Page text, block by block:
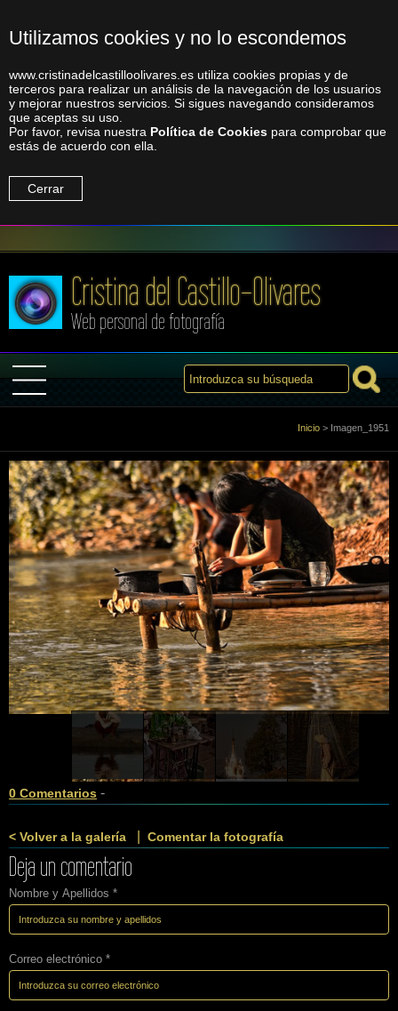
Utilizamos cookies y no lo escondemos
www.cristinadelcastilloolivares.es utiliza cookies propias y de
terceros para realizar un análisis de la navegación de los usuarios
y mejorar nuestros servicios. Si sigues navegando consideramos
que aceptas su uso.
Por favor, revisa nuestra Política de Cookies para comprobar que
estás de acuerdo con ella.
Cerrar
Cristina del Castillo-Olivares
Web personal de fotografía
Sobre Mi
Galería
Libro de visitas
Enlaces
Contacto
Inicio > Imagen_1951
0 Comentarios -
< Volver a la galería Comentar la fotografía
Deja un comentario
Nombre y Apellidos *
Correo electrónico *